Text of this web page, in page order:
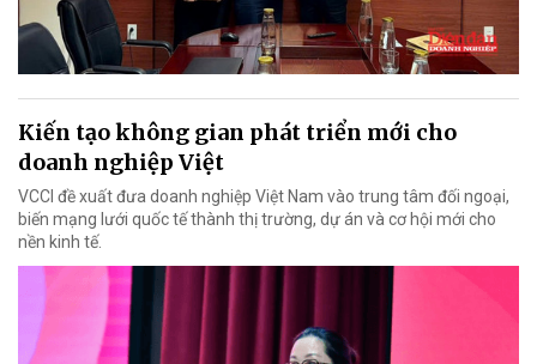
Kiến tạo không gian phát triển mới cho
doanh nghiệp Việt
VCCI đề xuất đưa doanh nghiệp Việt Nam vào trung tâm đối ngoại,
biến mạng lưới quốc tế thành thị trường, dự án và cơ hội mới cho
nền kinh tế.